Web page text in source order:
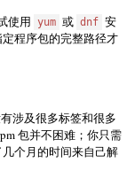
使用 yum 或 dnf 安
程序包的完整路径才
涉及很多标签和很多
包并不困难；你只需
个月的时间来自己解